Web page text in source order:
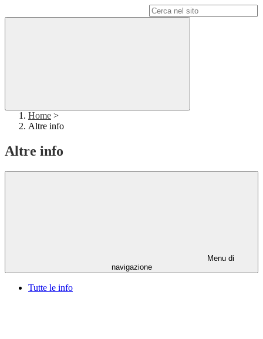
Home >
Altre info
Altre info
Menu di
navigazione
Tutte le info